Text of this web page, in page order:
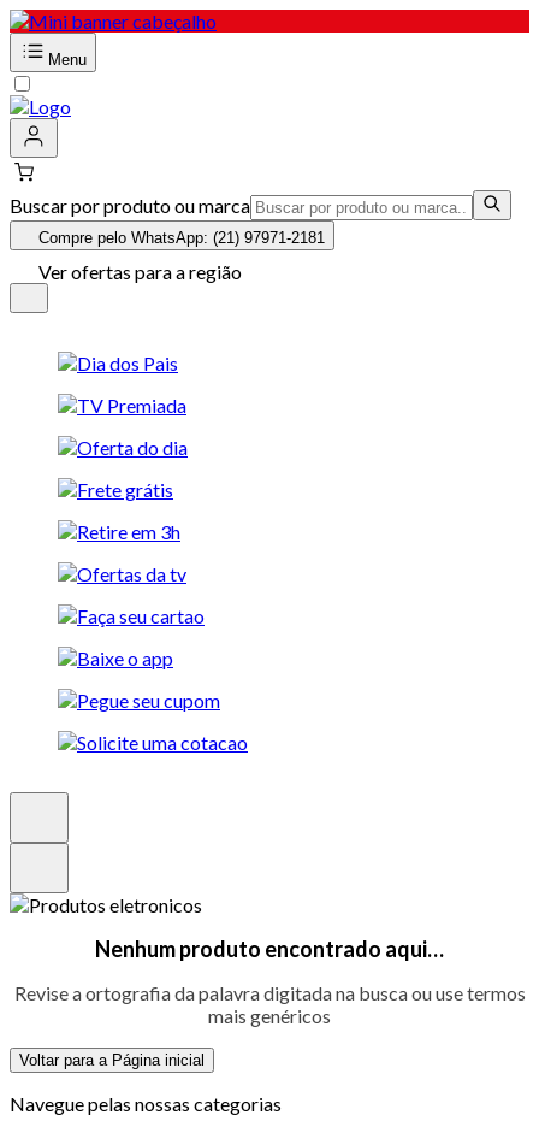
Menu
Buscar por produto ou marca
Compre pelo WhatsApp: (21) 97971-2181
Ver ofertas para a região
Nenhum produto encontrado aqui…
Revise a ortografia da palavra digitada na busca ou use termos
mais genéricos
Voltar para a Página inicial
Navegue pelas nossas categorias